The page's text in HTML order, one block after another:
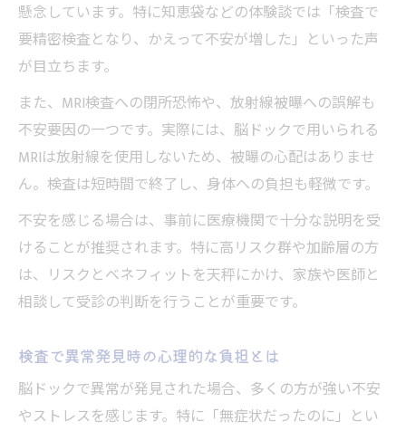
懸念しています。特に知恵袋などの体験談では「検査で
要精密検査となり、かえって不安が増した」といった声
が目立ちます。
また、MRI検査への閉所恐怖や、放射線被曝への誤解も
不安要因の一つです。実際には、脳ドックで用いられる
MRIは放射線を使用しないため、被曝の心配はありませ
ん。検査は短時間で終了し、身体への負担も軽微です。
不安を感じる場合は、事前に医療機関で十分な説明を受
けることが推奨されます。特に高リスク群や加齢層の方
は、リスクとベネフィットを天秤にかけ、家族や医師と
相談して受診の判断を行うことが重要です。
検査で異常発見時の心理的な負担とは
脳ドックで異常が発見された場合、多くの方が強い不安
やストレスを感じます。特に「無症状だったのに」とい